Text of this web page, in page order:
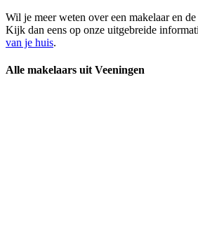
Wil je meer weten over een makelaar en
Kijk dan eens op onze uitgebreide
van je huis.
Alle makelaars uit Veeningen